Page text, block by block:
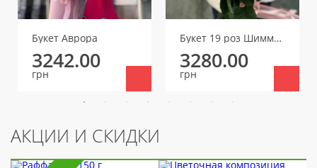
Букет Аврора
3242.00
грн
Букет 19 роз Шиммер
3280.00
грн
АКЦИИ И СКИДКИ